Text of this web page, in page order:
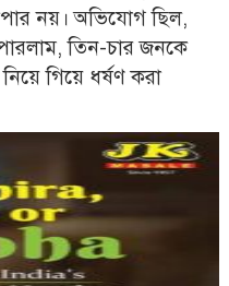
নয়। অভিযোগ ছিল,
তিন-চার জনকে
গিয়ে ধর্ষণ করা